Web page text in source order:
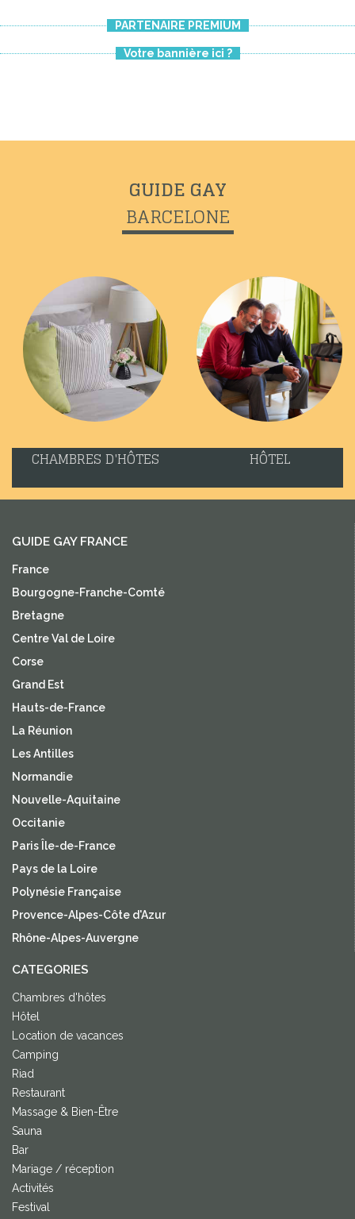
PARTENAIRE PREMIUM
Votre bannière ici ?
GUIDE GAY
BARCELONE
CHAMBRES D'HÔTES HÔTEL
GUIDE GAY FRANCE
France
Bourgogne-Franche-Comté
Bretagne
Centre Val de Loire
Corse
Grand Est
Hauts-de-France
La Réunion
Les Antilles
Normandie
Nouvelle-Aquitaine
Occitanie
Paris Île-de-France
Pays de la Loire
Polynésie Française
Provence-Alpes-Côte d'Azur
Rhône-Alpes-Auvergne
CATEGORIES
Chambres d'hôtes
Hôtel
Location de vacances
Camping
Riad
Restaurant
Massage & Bien-Être
Sauna
Bar
Mariage / réception
Activités
Festival